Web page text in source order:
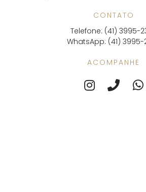
CONTATO
Telefone: (41) 3995-
WhatsApp: (41) 3995-
ACOMPANHE